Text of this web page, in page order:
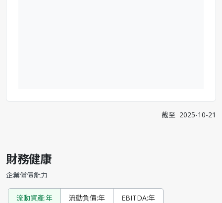
截至 2025-10-21
財務健康
企業償債能力
流動資產:年 流動負債:年 EBITDA:年